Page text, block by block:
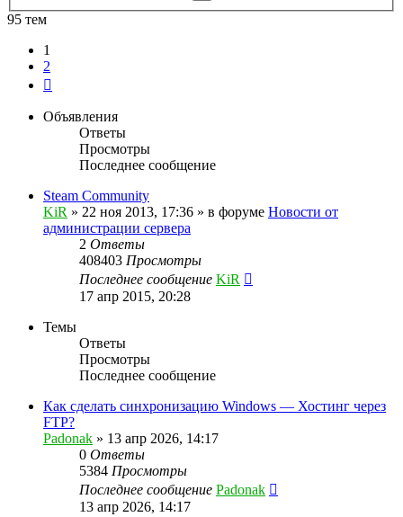
95 тем
1
2
Объявления
Ответы
Просмотры
Последнее сообщение
Steam Community
KiR » 22 ноя 2013, 17:36 » в форуме Новости от
администрации сервера
2 Ответы
408403 Просмотры
Последнее сообщение KiR
17 апр 2015, 20:28
Темы
Ответы
Просмотры
Последнее сообщение
Как сделать синхронизацию Windows — Хостинг через
FTP?
Padonak » 13 апр 2026, 14:17
0 Ответы
5384 Просмотры
Последнее сообщение Padonak
13 апр 2026, 14:17